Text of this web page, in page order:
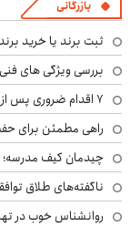
بازرگانی
ثبت برند یا خرید
بررسی ویژگی های
۷ اقدام ضروری پس از تشکیل پرونده مواد مخدر؛ راهنمای خانواده‌ها
راهی مطمئن برای
چیدمان کیف
ناگفته‌های طلاق
روانشناس خوب در